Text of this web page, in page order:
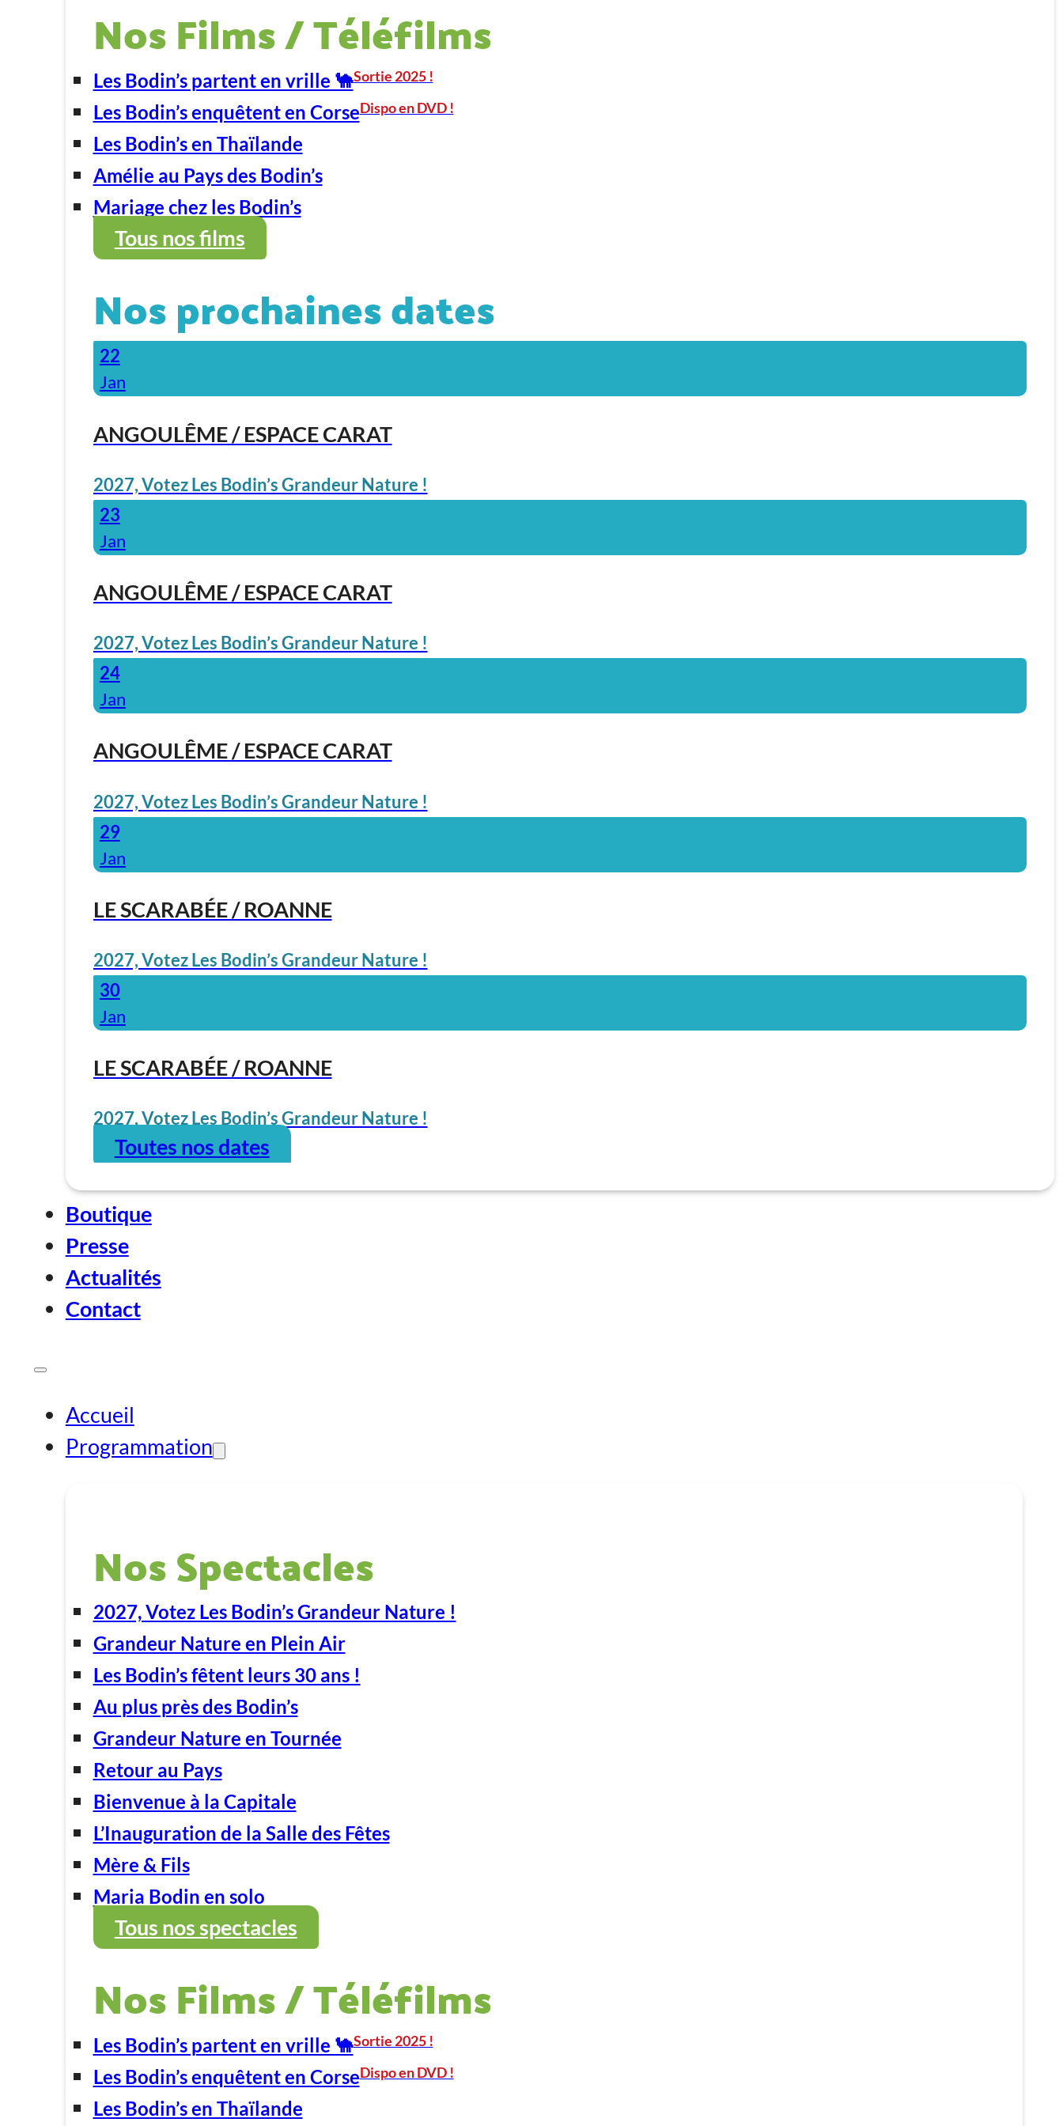
Nos Films / Téléfilms
Les Bodin’s partent en vrille 🐪Sortie 2025 !
Les Bodin’s enquêtent en CorseDispo en DVD !
Les Bodin’s en Thaïlande
Amélie au Pays des Bodin’s
Mariage chez les Bodin’s
Tous nos films
Nos prochaines dates
22
Jan
ANGOULÊME / ESPACE CARAT
2027, Votez Les Bodin’s Grandeur Nature !
23
Jan
ANGOULÊME / ESPACE CARAT
2027, Votez Les Bodin’s Grandeur Nature !
24
Jan
ANGOULÊME / ESPACE CARAT
2027, Votez Les Bodin’s Grandeur Nature !
29
Jan
LE SCARABÉE / ROANNE
2027, Votez Les Bodin’s Grandeur Nature !
30
Jan
LE SCARABÉE / ROANNE
2027, Votez Les Bodin’s Grandeur Nature !
Toutes nos dates
Boutique
Presse
Actualités
Contact
Accueil
Programmation
Nos Spectacles
2027, Votez Les Bodin’s Grandeur Nature !
Grandeur Nature en Plein Air
Les Bodin’s fêtent leurs 30 ans !
Au plus près des Bodin’s
Grandeur Nature en Tournée
Retour au Pays
Bienvenue à la Capitale
L’Inauguration de la Salle des Fêtes
Mère & Fils
Maria Bodin en solo
Tous nos spectacles
Nos Films / Téléfilms
Les Bodin’s partent en vrille 🐪Sortie 2025 !
Les Bodin’s enquêtent en CorseDispo en DVD !
Les Bodin’s en Thaïlande